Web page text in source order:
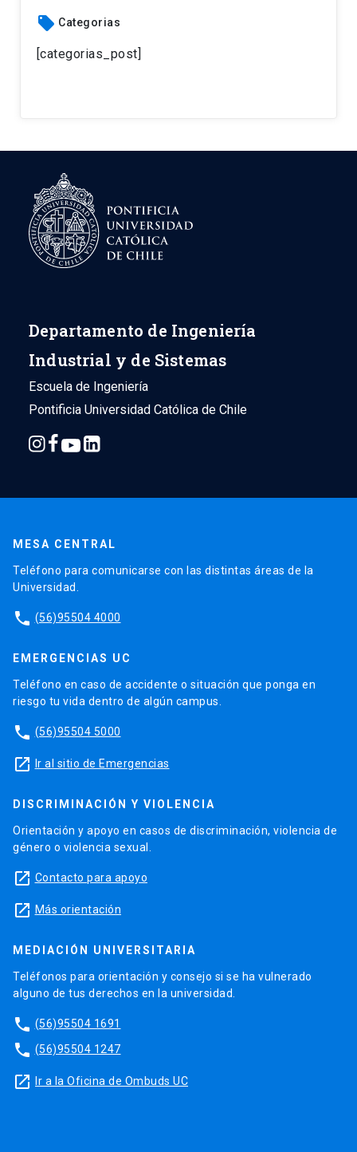
local_offer Categorias
[categorias_post]
Departamento de Ingeniería
Industrial y de Sistemas
Escuela de Ingeniería
Pontificia Universidad Católica de Chile
MESA CENTRAL
Teléfono para comunicarse con las distintas áreas de la
Universidad.
phone (56)95504 4000
EMERGENCIAS UC
Teléfono en caso de accidente o situación que ponga en
riesgo tu vida dentro de algún campus.
phone (56)95504 5000
launch Ir al sitio de Emergencias
DISCRIMINACIÓN Y VIOLENCIA
Orientación y apoyo en casos de discriminación, violencia de
género o violencia sexual.
launch Contacto para apoyo
launch Más orientación
MEDIACIÓN UNIVERSITARIA
Teléfonos para orientación y consejo si se ha vulnerado
alguno de tus derechos en la universidad.
phone (56)95504 1691
phone (56)95504 1247
launch Ir a la Oficina de Ombuds UC